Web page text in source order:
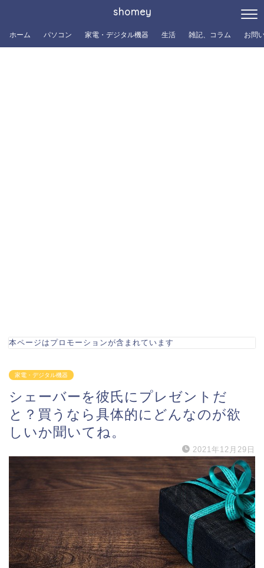
shomey
ホーム パソコン 家電・デジタル機器 生活 雑記、コラム お問
本ページはプロモーションが含まれています
家電・デジタル機器
シェーバーを彼氏にプレゼントだ
と？買うなら具体的にどんなのが欲
しいか聞いてね。
2021年12月29日